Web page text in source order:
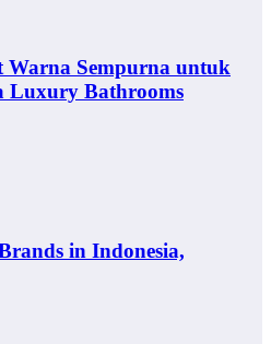
Warna Sempurna untuk
Luxury Bathrooms
in Indonesia,